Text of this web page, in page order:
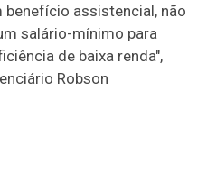
benefício assistencial, não
salário-mínimo para
de baixa renda",
Robson